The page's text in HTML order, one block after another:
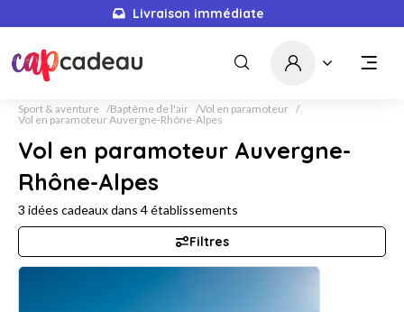
Livraison immédiate
Sport & aventure Baptême de l'air
Vol en paramoteur
Vol en paramoteur Auvergne-Rhône-Alpes
Vol en paramoteur Auvergne-
Rhône-Alpes
3 idées cadeaux dans 4établissements
Filtres